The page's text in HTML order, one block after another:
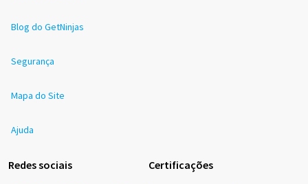
Blog do GetNinjas
Segurança
Mapa do Site
Ajuda
Redes sociais Certificações